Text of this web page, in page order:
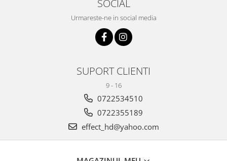
SOCIAL
Urmareste-ne in social media
SUPORT CLIENTI
9 - 16
0722534510
0722355189
effect_hd@yahoo.com